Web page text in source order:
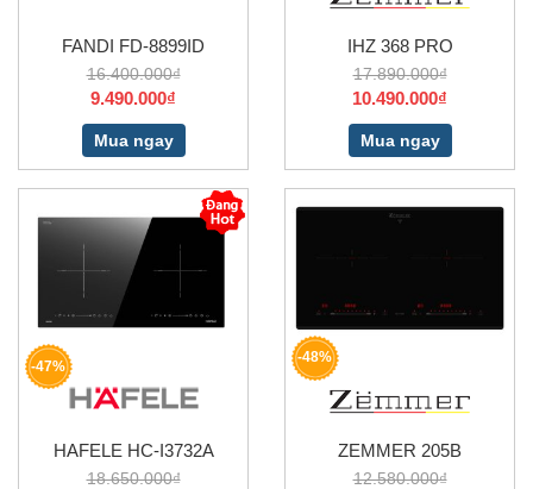
FANDI FD-8899ID
16.400.000₫
9.490.000₫
Mua ngay
IHZ 368 PRO
17.890.000₫
10.490.000₫
Mua ngay
-47%
HAFELE HC-I3732A
18.650.000₫
-48%
ZEMMER 205B
12.580.000₫